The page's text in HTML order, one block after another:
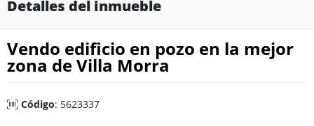
Detalles del inmueble
Vendo edificio en pozo en la mejor
zona de Villa Morra
Código: 5623337